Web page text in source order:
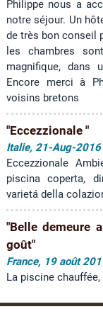
Philippe nous a
notre séjour. Un
de très bon conseil
les chambres
magnifique, dans
Encore merci à
voisins bretons
"Eccezzionale "
Italie, 21-Aug-2016
Eccezzionale
piscina coperta,
varietá della
"Belle demeure
goût"
France, 19 août
La piscine